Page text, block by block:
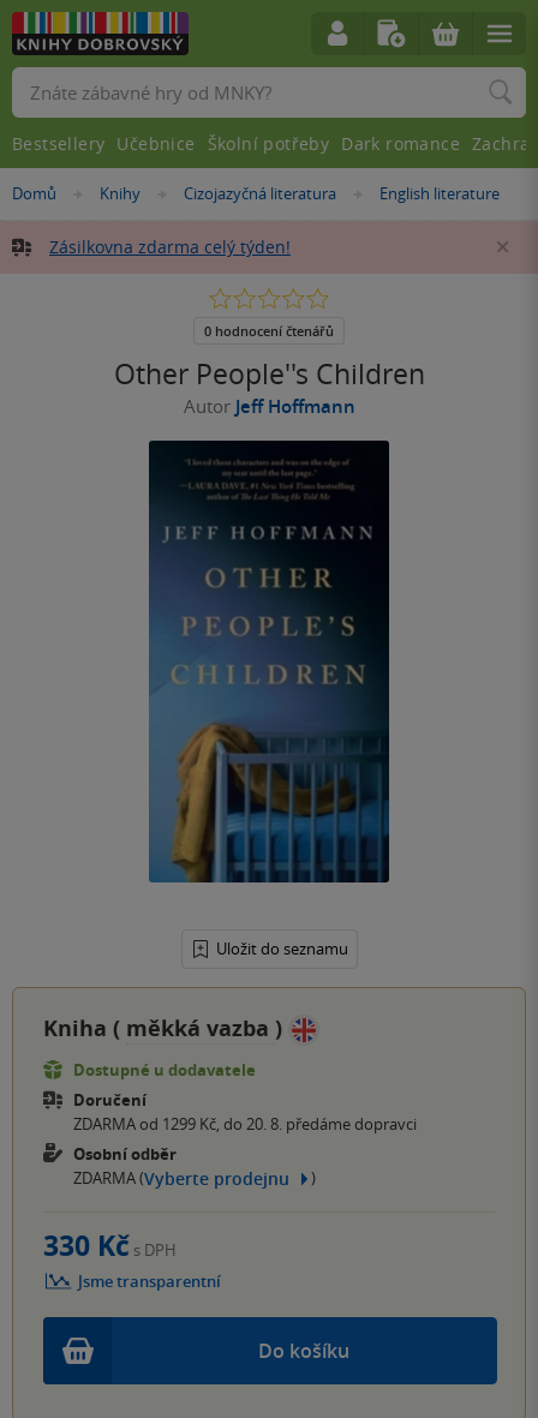
Nacházíte
zde:
Domů »
Knihy »
Cizojazyčná literatura »
English literature
Zásilkovna zdarma celý týden!
Other People''s Children
Autor Jeff Hoffmann
Uložit do seznamu
0.0
5
0 hodnocení čtenářů
Kniha ( měkká vazba )
Dostupné u dodavatele
Doručení
ZDARMA od 1299 Kč, do 20. 8. předáme dopravci
Osobní odběr
ZDARMA (Vyberte prodejnu )
Do košíku
330 Kč s DPH
Jsme transparentní
Vyhledávání
Bestsellery Učebnice Školní potřeby Dark romance